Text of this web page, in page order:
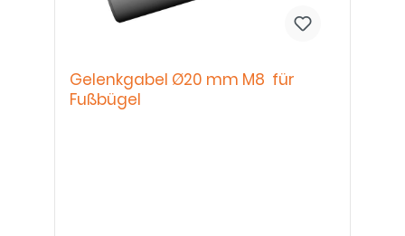
Gelenkgabel Ø20 mm M8 für
Fußbügel